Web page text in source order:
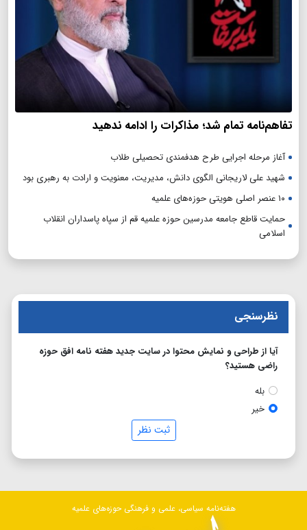
تفاهم‌نامه تمام شد؛ مذاکرات را ادامه ندهید
آغاز مرحله اجرایی طرح هدفمندی تحصیلی طلاب
شهید علی لاریجانی الگوی دانش، مدیریت، معنویت و ارادت به رهبری بود
۱۰ عنصر اصلی هویتی حوزه‌های علمیه
حمایت قاطع جامعه مدرسین حوزه علمیه قم از سپاه پاسداران انقلاب
اسلامی
نظرسنجی
آیا از طراحی و نمایش محتوا در سایت جدید هفته نامه افق حوزه
راضی هستید؟
بله
خیر
ثبت نظر
هفته‌نامه سیاسی، علمی و فرهنگی حوزه‌های علمیه